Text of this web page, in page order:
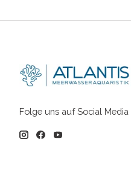
Folge uns auf Social Media